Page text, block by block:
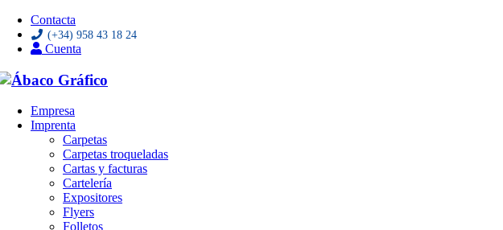
Contacta
(+34) 958 43 18 24
Cuenta
Empresa
Imprenta
Carpetas
Carpetas troqueladas
Cartas y facturas
Cartelería
Expositores
Flyers
Folletos